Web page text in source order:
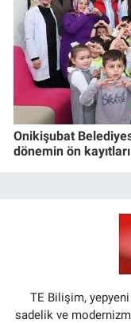
Onikişubat
dönemin ön
TE Bilişim,
sadelik ve